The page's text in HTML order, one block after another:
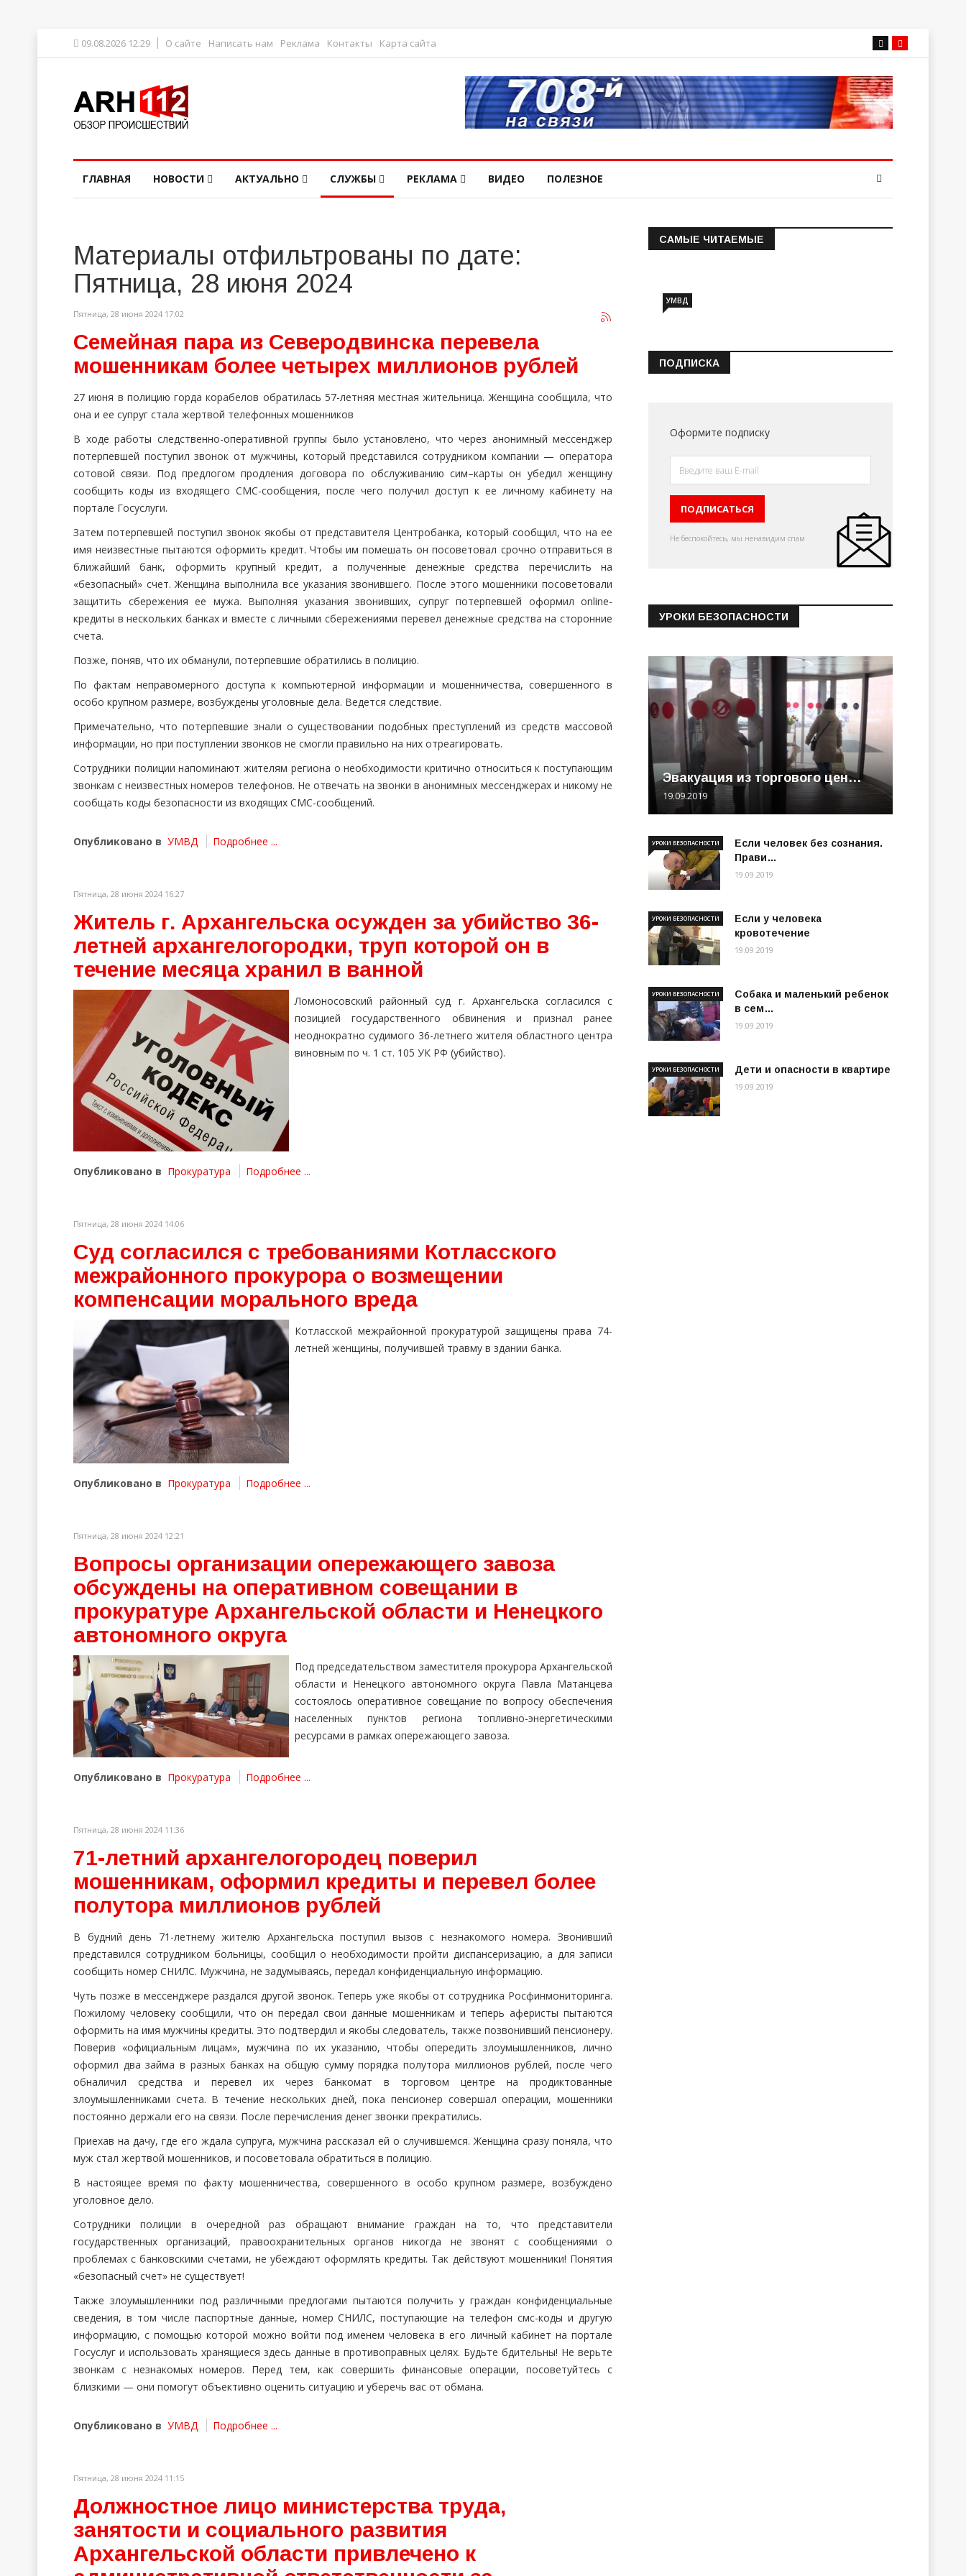
09.08.2026 12:29 О сайте Написать нам Реклама Контакты Карта сайта
ГЛАВНАЯ НОВОСТИ АКТУАЛЬНО СЛУЖБЫ РЕКЛАМА ВИДЕО ПОЛЕЗНОЕ
Материалы отфильтрованы по дате:
Пятница, 28 июня 2024
Пятница, 28 июня 2024 17:02
Семейная пара из Северодвинска перевела
мошенникам более четырех миллионов рублей
27 июня в полицию горда корабелов обратилась 57-летняя местная жительница. Женщина сообщила, что
она и ее супруг стала жертвой телефонных мошенников
В ходе работы следственно-оперативной группы было установлено, что через анонимный мессенджер
потерпевшей поступил звонок от мужчины, который представился сотрудником компании — оператора
сотовой связи. Под предлогом продления договора по обслуживанию сим–карты он убедил женщину
сообщить коды из входящего СМС-сообщения, после чего получил доступ к ее личному кабинету на
портале Госуслуги.
Затем потерпевшей поступил звонок якобы от представителя Центробанка, который сообщил, что на ее
имя неизвестные пытаются оформить кредит. Чтобы им помешать он посоветовал срочно отправиться в
ближайший банк, оформить крупный кредит, а полученные денежные средства перечислить на
«безопасный» счет. Женщина выполнила все указания звонившего. После этого мошенники посоветовали
защитить сбережения ее мужа. Выполняя указания звонивших, супруг потерпевшей оформил online-
кредиты в нескольких банках и вместе с личными сбережениями перевел денежные средства на сторонние
счета.
Позже, поняв, что их обманули, потерпевшие обратились в полицию.
По фактам неправомерного доступа к компьютерной информации и мошенничества, совершенного в
особо крупном размере, возбуждены уголовные дела. Ведется следствие.
Примечательно, что потерпевшие знали о существовании подобных преступлений из средств массовой
информации, но при поступлении звонков не смогли правильно на них отреагировать.
Сотрудники полиции напоминают жителям региона о необходимости критично относиться к поступающим
звонкам с неизвестных номеров телефонов. Не отвечать на звонки в анонимных мессенджерах и никому не
сообщать коды безопасности из входящих СМС-сообщений.
Опубликовано в УМВД Подробнее ...
Пятница, 28 июня 2024 16:27
Житель г. Архангельска осужден за убийство 36-
летней архангелогородки, труп которой он в
течение месяца хранил в ванной
Ломоносовский районный суд г. Архангельска согласился с
позицией государственного обвинения и признал ранее
неоднократно судимого 36-летнего жителя областного центра
виновным по ч. 1 ст. 105 УК РФ (убийство).
Опубликовано в Прокуратура Подробнее ...
Пятница, 28 июня 2024 14:06
Суд согласился с требованиями Котласского
межрайонного прокурора о возмещении
компенсации морального вреда
Котласской межрайонной прокуратурой защищены права 74-
летней женщины, получившей травму в здании банка.
Опубликовано в Прокуратура Подробнее ...
Пятница, 28 июня 2024 12:21
Вопросы организации опережающего завоза
обсуждены на оперативном совещании в
прокуратуре Архангельской области и Ненецкого
автономного округа
Под председательством заместителя прокурора Архангельской
области и Ненецкого автономного округа Павла Матанцева
состоялось оперативное совещание по вопросу обеспечения
населенных пунктов региона топливно-энергетическими
ресурсами в рамках опережающего завоза.
Опубликовано в Прокуратура Подробнее ...
Пятница, 28 июня 2024 11:36
71-летний архангелогородец поверил
мошенникам, оформил кредиты и перевел более
полутора миллионов рублей
В будний день 71-летнему жителю Архангельска поступил вызов с незнакомого номера. Звонивший
представился сотрудником больницы, сообщил о необходимости пройти диспансеризацию, а для записи
сообщить номер СНИЛС. Мужчина, не задумываясь, передал конфиденциальную информацию.
Чуть позже в мессенджере раздался другой звонок. Теперь уже якобы от сотрудника Росфинмониторинга.
Пожилому человеку сообщили, что он передал свои данные мошенникам и теперь аферисты пытаются
оформить на имя мужчины кредиты. Это подтвердил и якобы следователь, также позвонивший пенсионеру.
Поверив «официальным лицам», мужчина по их указанию, чтобы опередить злоумышленников, лично
оформил два займа в разных банках на общую сумму порядка полутора миллионов рублей, после чего
обналичил средства и перевел их через банкомат в торговом центре на продиктованные
злоумышленниками счета. В течение нескольких дней, пока пенсионер совершал операции, мошенники
постоянно держали его на связи. После перечисления денег звонки прекратились.
Приехав на дачу, где его ждала супруга, мужчина рассказал ей о случившемся. Женщина сразу поняла, что
муж стал жертвой мошенников, и посоветовала обратиться в полицию.
В настоящее время по факту мошенничества, совершенного в особо крупном размере, возбуждено
уголовное дело.
Сотрудники полиции в очередной раз обращают внимание граждан на то, что представители
государственных организаций, правоохранительных органов никогда не звонят с сообщениями о
проблемах с банковскими счетами, не убеждают оформлять кредиты. Так действуют мошенники! Понятия
«безопасный счет» не существует!
Также злоумышленники под различными предлогами пытаются получить у граждан конфиденциальные
сведения, в том числе паспортные данные, номер СНИЛС, поступающие на телефон смс-коды и другую
информацию, с помощью которой можно войти под именем человека в его личный кабинет на портале
Госуслуг и использовать хранящиеся здесь данные в противоправных целях. Будьте бдительны! Не верьте
звонкам с незнакомых номеров. Перед тем, как совершить финансовые операции, посоветуйтесь с
близкими — они помогут объективно оценить ситуацию и уберечь вас от обмана.
Опубликовано в УМВД Подробнее ...
Пятница, 28 июня 2024 11:15
Должностное лицо министерства труда,
занятости и социального развития
Архангельской области привлечено к
САМЫЕ ЧИТАЕМЫЕ
Информация о состоянии
УМВД
ПОДПИСКА
Оформите подписку
Не беспокойтесь, мы ненавидим спам
УРОКИ БЕЗОПАСНОСТИ
Эвакуация из торгового цен…
19.09.2019
Если человек без сознания.
Прави…
УРОКИ БЕЗОПАСНОСТИ
19.09.2019
Если у человека
кровотечение
УРОКИ БЕЗОПАСНОСТИ
19.09.2019
Собака и маленький ребенок
в сем…
УРОКИ БЕЗОПАСНОСТИ
19.09.2019
Дети и опасности в квартире
УРОКИ БЕЗОПАСНОСТИ
19.09.2019